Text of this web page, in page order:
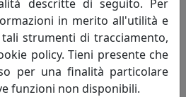
1 LUCE RIPPLES 1158/S70-SA SABBIA
descritte di seguito. Per
in merito all'utilità e
strumenti di tracciamento,
policy. Tieni presente che
per una finalità particolare
funzioni non disponibili.